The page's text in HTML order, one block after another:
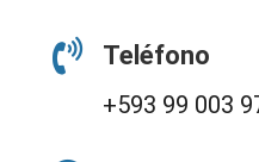
Teléfono
+593 99 003